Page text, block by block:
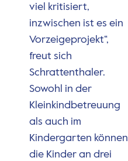
viel kritisiert,
inzwischen ist es ein
Vorzeigeprojekt“,
freut sich
Schrattenthaler.
Sowohl in der
Kleinkindbetreuung
als auch im
Kindergarten können
die Kinder an drei